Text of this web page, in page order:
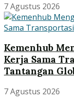
7 Agustus 2026
Kemenhub
Kerja Sama
Tantangan
7 Agustus 2026